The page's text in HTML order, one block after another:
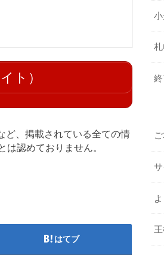
ト）
ど、掲載されている全ての情
認めておりません。
はてブ
終